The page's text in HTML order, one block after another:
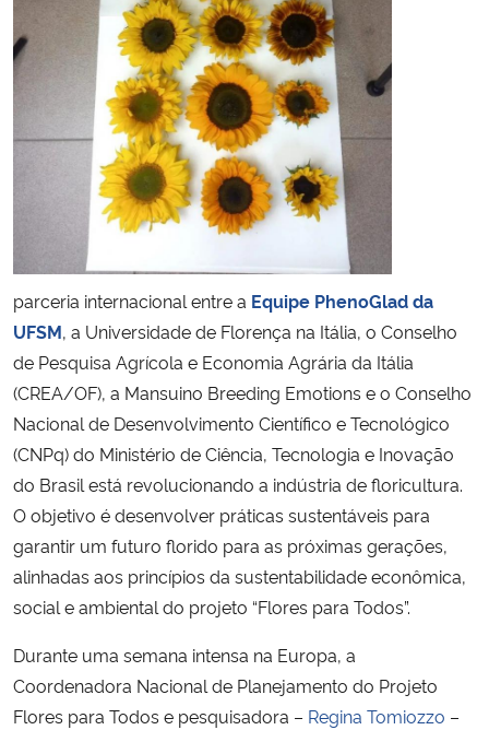
Controladoria-Geral da União
Ministério da Mulher, da Família e dos Direitos Humanos
Secretaria-Geral
Secretaria de Governo
Advocacia-Geral da União
Banco Central do Brasil
Planalto
parceria internacional entre a Equipe PhenoGlad da
UFSM, a Universidade de Florença na Itália, o Conselho
de Pesquisa Agrícola e Economia Agrária da Itália
(CREA/OF), a Mansuino Breeding Emotions e o Conselho
Nacional de Desenvolvimento Científico e Tecnológico
(CNPq) do Ministério de Ciência, Tecnologia e Inovação
do Brasil está revolucionando a indústria de floricultura.
O objetivo é desenvolver práticas sustentáveis para
garantir um futuro florido para as próximas gerações,
alinhadas aos princípios da sustentabilidade econômica,
social e ambiental do projeto “Flores para Todos”.
Durante uma semana intensa na Europa, a
Coordenadora Nacional de Planejamento do Projeto
Flores para Todos e pesquisadora – Regina Tomiozzo –